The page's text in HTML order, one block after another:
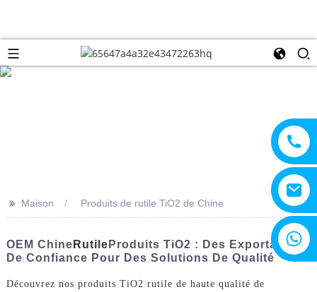
>> Maison Produits de rutile TiO2 de Chine
OEM Chine Rutile Produits TiO2 : Des Exportateurs
De Confiance Pour Des Solutions De Qualité
Découvrez nos produits TiO2 rutile de haute qualité de